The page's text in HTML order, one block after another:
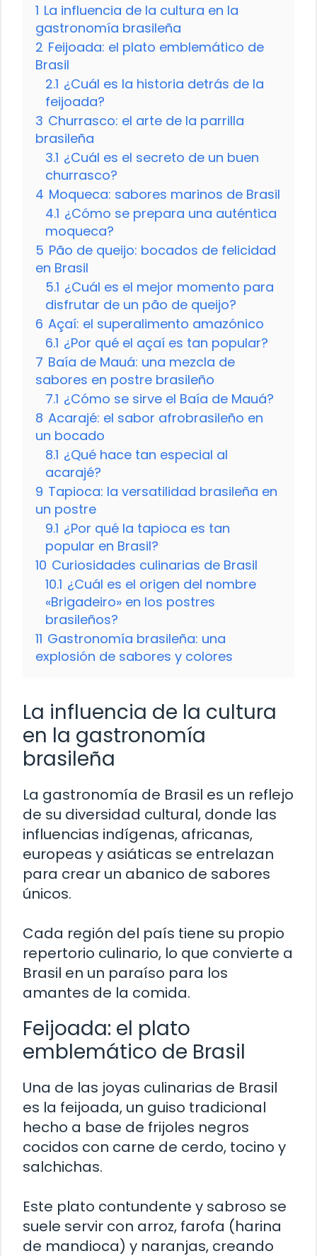
1 La influencia de la cultura en la
gastronomía brasileña
2 Feijoada: el plato emblemático de
Brasil
2.1 ¿Cuál es la historia detrás de la
feijoada?
3 Churrasco: el arte de la parrilla
brasileña
3.1 ¿Cuál es el secreto de un buen
churrasco?
4 Moqueca: sabores marinos de Brasil
4.1 ¿Cómo se prepara una auténtica
moqueca?
5 Pão de queijo: bocados de felicidad
en Brasil
5.1 ¿Cuál es el mejor momento para
disfrutar de un pão de queijo?
6 Açaí: el superalimento amazónico
6.1 ¿Por qué el açaí es tan popular?
7 Baía de Mauá: una mezcla de
sabores en postre brasileño
7.1 ¿Cómo se sirve el Baía de Mauá?
8 Acarajé: el sabor afrobrasileño en
un bocado
8.1 ¿Qué hace tan especial al
acarajé?
9 Tapioca: la versatilidad brasileña en
un postre
9.1 ¿Por qué la tapioca es tan
popular en Brasil?
10 Curiosidades culinarias de Brasil
10.1 ¿Cuál es el origen del nombre
«Brigadeiro» en los postres
brasileños?
11 Gastronomía brasileña: una
explosión de sabores y colores
La influencia de la cultura
en la gastronomía
brasileña
La gastronomía de Brasil es un reflejo
de su diversidad cultural, donde las
influencias indígenas, africanas,
europeas y asiáticas se entrelazan
para crear un abanico de sabores
únicos.
Cada región del país tiene su propio
repertorio culinario, lo que convierte a
Brasil en un paraíso para los
amantes de la comida.
Feijoada: el plato
emblemático de Brasil
Una de las joyas culinarias de Brasil
es la feijoada, un guiso tradicional
hecho a base de frijoles negros
cocidos con carne de cerdo, tocino y
salchichas.
Este plato contundente y sabroso se
suele servir con arroz, farofa (harina
de mandioca) y naranjas, creando